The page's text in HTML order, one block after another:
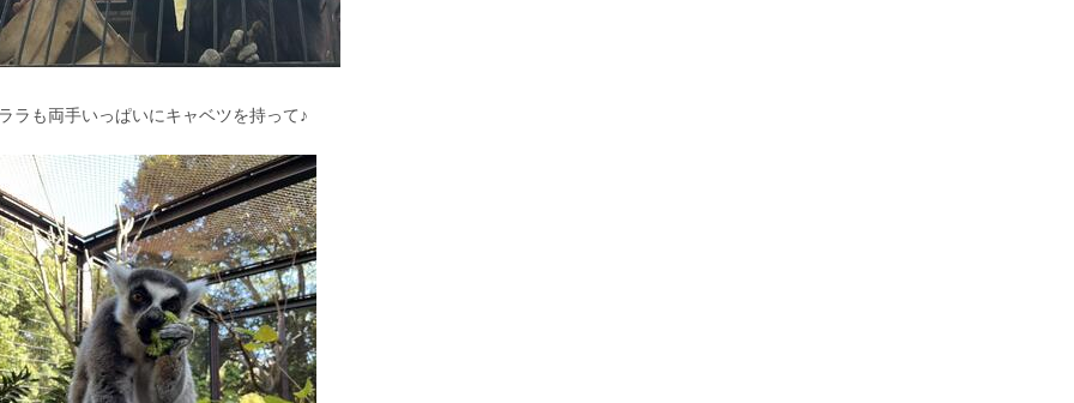
ラも両手いっぱいにキャベツを持って♪